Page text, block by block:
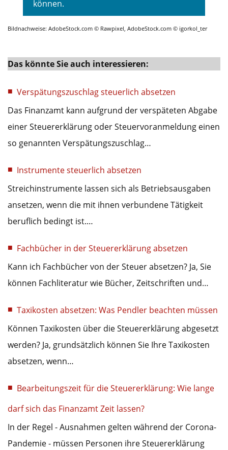
können.
Bildnachweise: AdobeStock.com © Rawpixel, AdobeStock.com © igorkol_ter
Das könnte Sie auch interessieren:
Verspätungszuschlag steuerlich absetzen
Das Finanzamt kann aufgrund der verspäteten Abgabe
einer Steuererklärung oder Steuervoranmeldung einen
so genannten Verspätungszuschlag…
Instrumente steuerlich absetzen
Streichinstrumente lassen sich als Betriebsausgaben
ansetzen, wenn die mit ihnen verbundene Tätigkeit
beruflich bedingt ist.…
Fachbücher in der Steuererklärung absetzen
Kann ich Fachbücher von der Steuer absetzen? Ja, Sie
können Fachliteratur wie Bücher, Zeitschriften und…
Taxikosten absetzen: Was Pendler beachten müssen
Können Taxikosten über die Steuererklärung abgesetzt
werden? Ja, grundsätzlich können Sie Ihre Taxikosten
absetzen, wenn…
Bearbeitungszeit für die Steuererklärung: Wie lange
darf sich das Finanzamt Zeit lassen?
In der Regel - Ausnahmen gelten während der Corona-
Pandemie - müssen Personen ihre Steuererklärung